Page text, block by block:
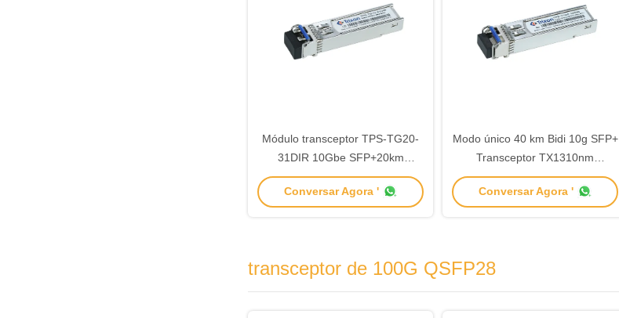
Módulo transceptor TPS-TG20-
31DIR 10Gbe SFP+20km
1310nm-DFB
Conversar Agora '
Modo único 40 km Bidi 10g SFP+
Transceptor TX1310nm
RX1270nm
Conversar Agora '
transceptor de 100G QSFP28